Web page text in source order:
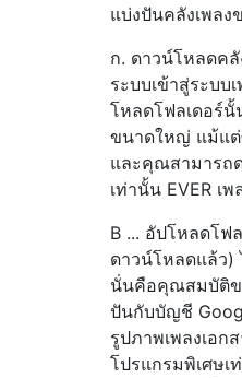
แบ่งปันคลังเพล
ก. ดาวน์โหลดค
ระบบเข้าสู่ระบบ
โหลดโฟลเดอร์นั้
ขนาดใหญ่ แม้แต่
และคุณสามารถ
เท่านั้น EVER เ
B ... อัปโหลดโฟ
ดาวน์โหลดแล้ว)
นั่นคือคุณสมบัติข
ปันกับบัญชี
รูปภาพเพลงเอก
โปรแกรมพิเศษเ